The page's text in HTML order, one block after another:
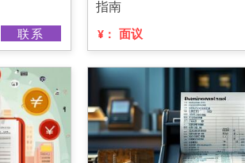
联系
指南
¥： 面议